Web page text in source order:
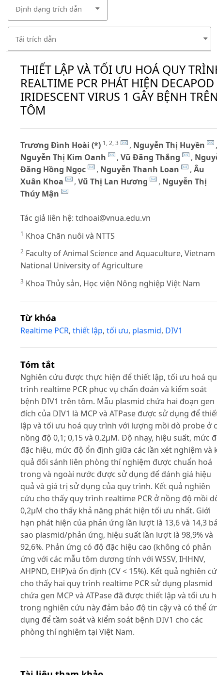
Định dạng trích dẫn
Tải trích dẫn
THIẾT LẬP VÀ TỐI ƯU HOÁ QUY
REALTIME PCR PHÁT HIỆN DECAPOD
IRIDESCENT VIRUS 1 GÂY BỆNH
TÔM
Trương Đình Hoài (*) 1, 2, 3 , Nguyễn Thị Huyền
,
Nguyễn Thị Kim Oanh
, Vũ Đăng Thắng ,
Đăng Hồng Ngọc
, Nguyễn Thanh Loan , Âu
Xuân Khoa
, Vũ Thị Lan Hương , Nguyễn Thị
Thúy Mận
Tác giả liên hệ: tdhoai@vnua.edu.vn
1 Khoa Chăn nuôi và NTTS
2 Faculty of Animal Science and Aquaculture, Vietnam
National University of Agriculture
3 Khoa Thủy sản, Học viện Nông nghiệp Việt Nam
Từ khóa
Realtime PCR, thiết lập, tối ưu, plasmid, DIV1
Tóm tắt
Nghiên cứu được thực hiện để thiết lập, tối ưu hoá
trình realtime PCR phục vụ chẩn đoán và kiểm soát
bệnh DIV1 trên tôm. Mẫu plasmid chứa hai đoạn gen
đích của DIV1 là MCP và ATPase được sử dụng để
lập và tối ưu hoá quy trình với lượng mồi dò probe ở
nồng độ 0,1; 0,15 và 0,2µM. Độ nhạy, hiệu suất, mức
đặc hiệu, mức độ ổn định giữa các lần xét nghiệm và
quả đối sánh liên phòng thí nghiệm được chuẩn hoá
trong và ngoài nước được sử dụng để đánh giá hiệu
quả và giá trị sử dụng của quy trình. Kết quả nghiên
cứu cho thấy quy trình realtime PCR ở nồng độ mồi
0,2µM cho thấy khả năng phát hiện tối ưu nhất. Giới
hạn phát hiện của phản ứng lần lượt là 13,6 và 14,3
sao plasmid/phản ứng, hiệu suất lần lượt là 98,9% và
92,6%. Phản ứng có độ đặc hiệu cao (không có phản
ứng với các mẫu tôm dương tính với WSSV, IHHNV,
AHPND, EHP)và ổn định (CV < 15%). Kết quả nghiên
cho thấy hai quy trình realtime PCR sử dụng plasmid
chứa gen MCP và ATPase đã được thiết lập và tối ưu
trong nghiên cứu này đảm bảo độ tin cậy và có thể
dụng để tầm soát và kiểm soát bệnh DIV1 cho các
phòng thí nghiệm tại Việt Nam.